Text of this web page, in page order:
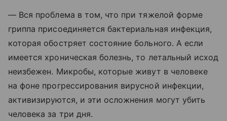
— Вся проблема в том, что при тяжелой форме
гриппа присоединяется бактериальная инфекция,
которая обостряет состояние больного. А если
имеется хроническая болезнь, то летальный исход
неизбежен. Микробы, которые живут в человеке
на фоне прогрессирования вирусной инфекции,
активизируются, и эти осложнения могут убить
человека за три дня.